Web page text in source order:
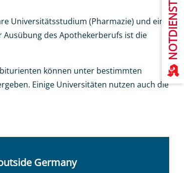
NOTDIENST
Universitätsstudium (Pharmazie) und ein
des Apothekerberufs ist die
können unter bestimmten
Einige Universitäten nutzen auch die
Germany